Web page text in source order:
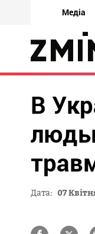
Медіа
В
Дата: 07